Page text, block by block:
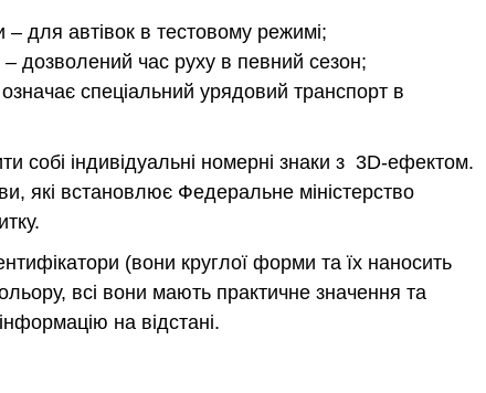
для автівок в тестовому режимі;
дозволений час руху в певний сезон;
спеціальний урядовий транспорт в
собі індивідуальні номерні знаки з 3D-ефектом.
які встановлює Федеральне міністерство
(вони круглої форми та їх наносить
всі вони мають практичне значення та
на відстані.